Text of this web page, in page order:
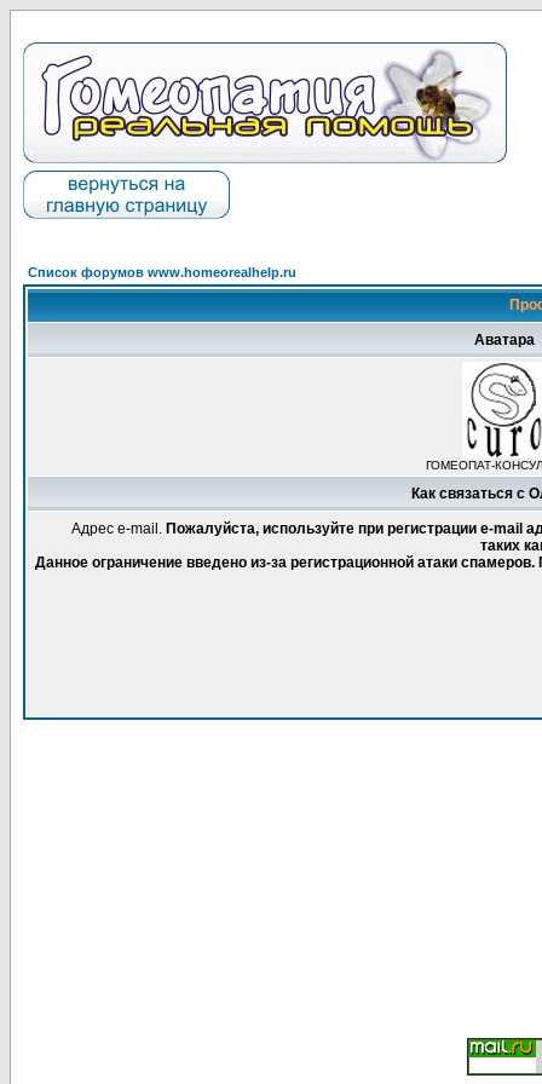
Список форумов www.homeorealhelp.ru
Аватара
ГОМЕОПАТ-
Как связаться с
Адрес e-mail. Пожалуйста, используйте при регистрации e-mail
таких
Данное ограничение введено из-за регистрационной атаки